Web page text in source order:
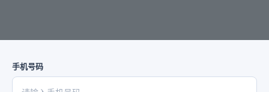
手机号码